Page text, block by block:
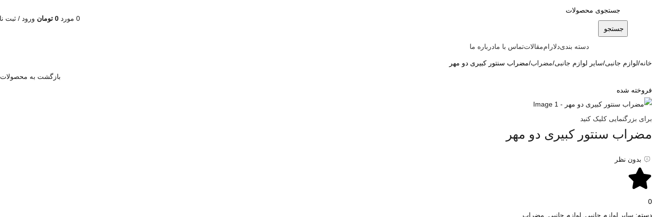
جستجو
0 مورد 0 تومان ورود / ثبت
دسته بندیدلاراممقالاتتماس با مادرباره ما
خانه لوازم جانبی سایر لوازم جانبی مضراب مضراب سنتور کبیری دو مهر
بازگشت به محصولات
فروخته شده
برای بزرگنمایی کلیک کنید
مضراب سنتور کبیری دو مهر
بدون نظر
0
دسته: سایر لوازم جانبی لوازم جانبی مضراب